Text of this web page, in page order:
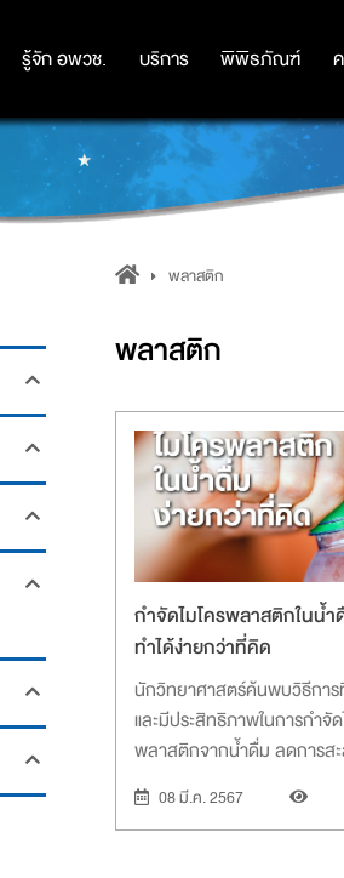
รู้จัก อพวช. บริการ พิพิธภัณฑ์
รู้จัก อพวช. บริการ พิพิธภัณฑ์
พลาสติก
พลาสติก
กำจัดไมโครพลาสติกในน้
ทำได้ง่ายกว่าที่คิด
นักวิทยาศาสตร์ค้นพบวิธีการ
และมีประสิทธิภาพในการกำจัด
พลาสติกจากน้ำดื่ม ลดการส
ร่างกายและความเสี่ยงต่อสุขภ
08 มี.ค. 2567